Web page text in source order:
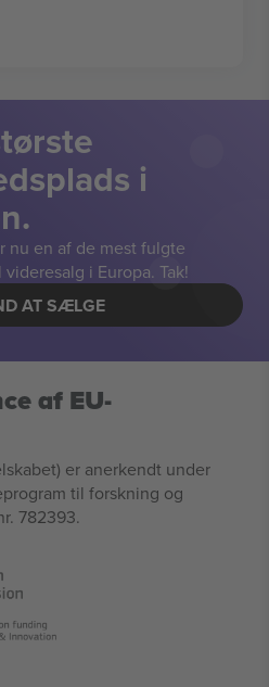
i
nu en af de mest fulgte
i Europa. Tak!
AT SÆLGE
af EU-
er anerkendt under
til forskning og
782393.